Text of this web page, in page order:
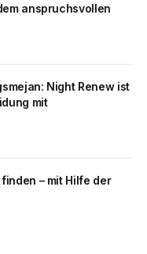
anspruchsvollen
Night Renew ist
mit
– mit Hilfe der